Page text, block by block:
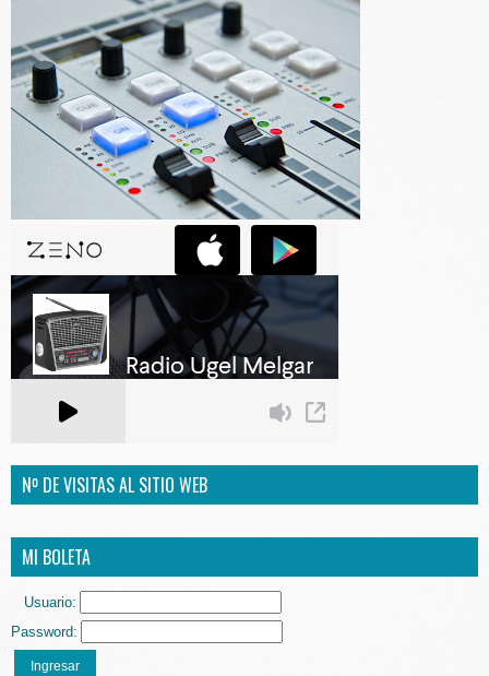
Nº DE VISITAS AL SITIO WEB
MI BOLETA
Usuario:
Password:
Ingresar